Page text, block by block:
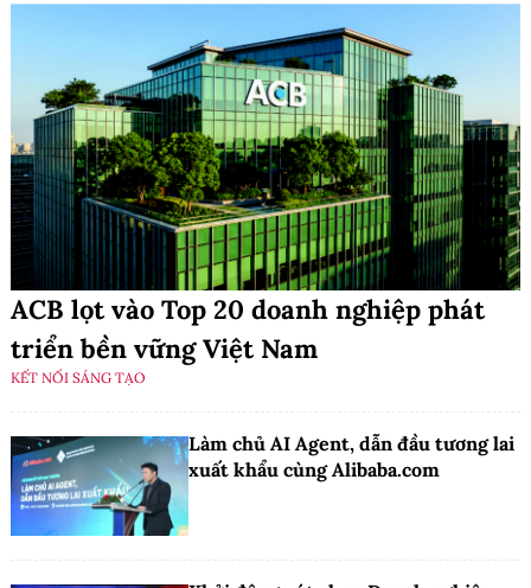
ACB lọt vào Top 20 doanh nghiệp phát
triển bền vững Việt Nam
KẾT NỐI SÁNG TẠO
Làm chủ AI Agent, dẫn đầu tương lai
xuất khẩu cùng Alibaba.com